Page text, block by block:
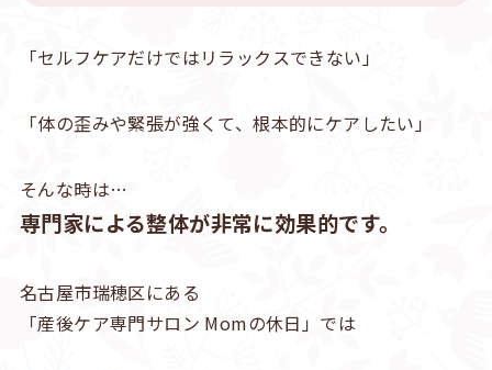
「セルフケアだけではリラックスできない」
「体の歪みや緊張が強くて、根本的にケアしたい」
そんな時は…
専門家による整体が非常に効果的です。
名古屋市瑞穂区にある
「産後ケア専門サロン Momの休日」では